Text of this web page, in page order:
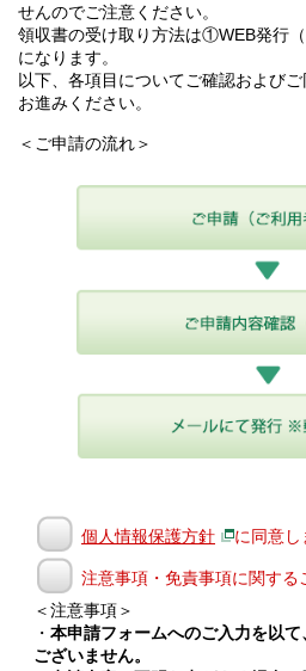
せんのでご注意ください。
領収書の受け取り方法は①WEB発行
になります。
以下、各項目についてご確認および
お進みください。
＜ご申請の流れ＞
個人情報保護方針 に同意し
注意事項・免責事項に関する
＜注意事項＞
・ 本申請フォームへのご入力を以
ございません。